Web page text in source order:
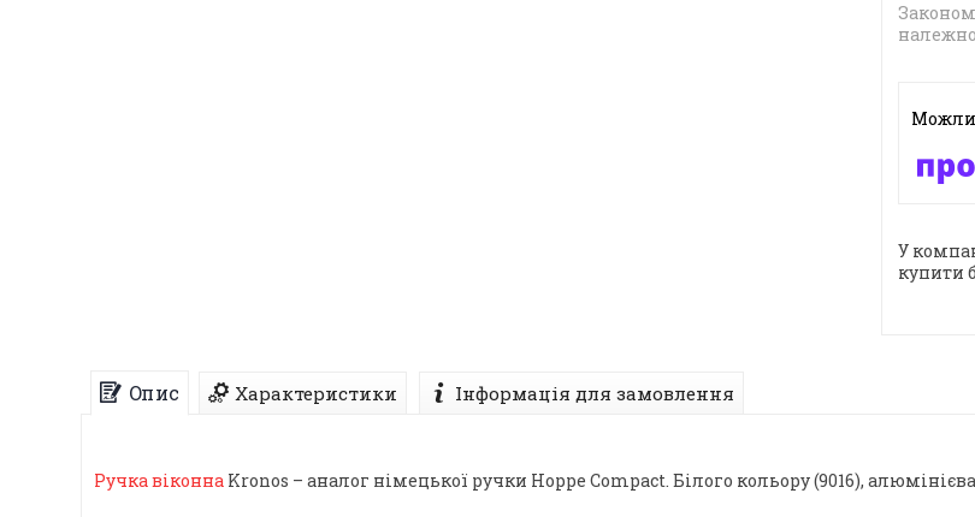
У
купити
Опис Характеристики Інформація для замовлення
Ручка віконна Kronos – аналог німецької ручки Hoppe Compact. Білого кольору (9016),